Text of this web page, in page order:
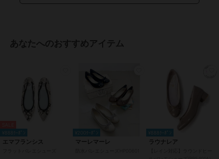
ー、グレー、ライトブルー、ピン
クゴールド、ピンクベージュ、ブ
ダークピンク、パイソン柄、レオ
パード柄
サイズ
素材
特徴
シューズ
あなたへのおすすめアイテム
¥888ｸｰﾎﾟﾝ
エマフランシス
¥200ｸｰﾎﾟﾝ
マーレマーレ
¥888ｸｰﾎﾟﾝ
ラウナレア